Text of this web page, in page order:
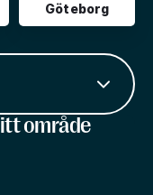
Göteborg
område